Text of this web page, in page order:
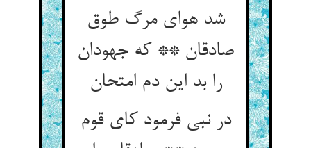
شد هوای مرگ طوق
صادقان ** که جهودان
را بد این دم امتحان‌‌
در نبی فرمود کای قوم